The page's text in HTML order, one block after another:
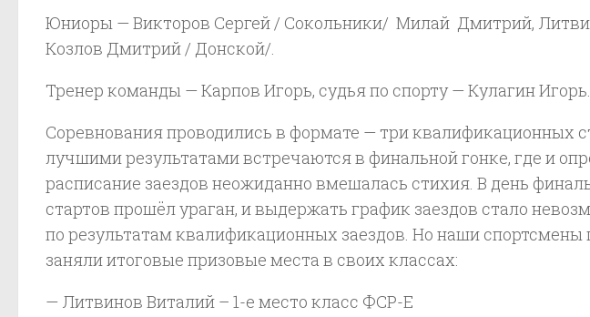
Юниоры — Викторов Сергей / Сокольники/ Милай Дмитрий,
Козлов Дмитрий / Донской/.
Тренер команды — Карпов Игорь, судья по спорту — Кулагин Игорь.
Соревнования проводились в формате — три квалификационных
лучшими результатами встречаются в финальной гонке, где и
расписание заездов неожиданно вмешалась стихия. В день
стартов прошёл ураган, и выдержать график заездов стало
по результатам квалификационных заездов. Но наши спортсмены
заняли итоговые призовые места в своих классах:
— Литвинов Виталий – 1-е место класс ФСР-Е